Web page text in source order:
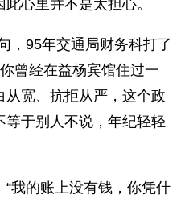
心里并不是太担心。
95年交通局财务科打了
曾经在益杨宾馆住过一
从宽、抗拒从严，这个政
于别人不说，年纪轻轻
的账上没有钱，你凭什